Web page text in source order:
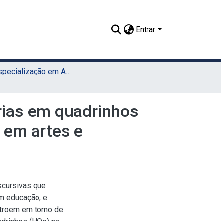
Entrar
TCC - Especialização em Artes e Tecnologia (UAEADTec)
em quadrinhos
artes e
que
educação, e
em torno de